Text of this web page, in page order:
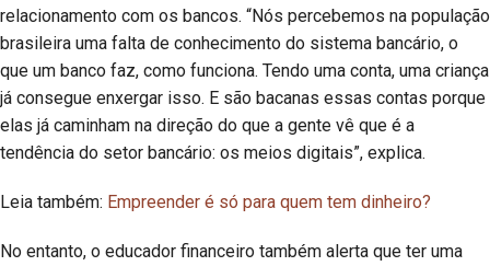
relacionamento com os bancos. “Nós percebemos na população
brasileira uma falta de conhecimento do sistema bancário, o
que um banco faz, como funciona. Tendo uma conta, uma criança
já consegue enxergar isso. E são bacanas essas contas porque
elas já caminham na direção do que a gente vê que é a
tendência do setor bancário: os meios digitais”, explica.
Leia também: Empreender é só para quem tem dinheiro?
No entanto, o educador financeiro também alerta que ter uma